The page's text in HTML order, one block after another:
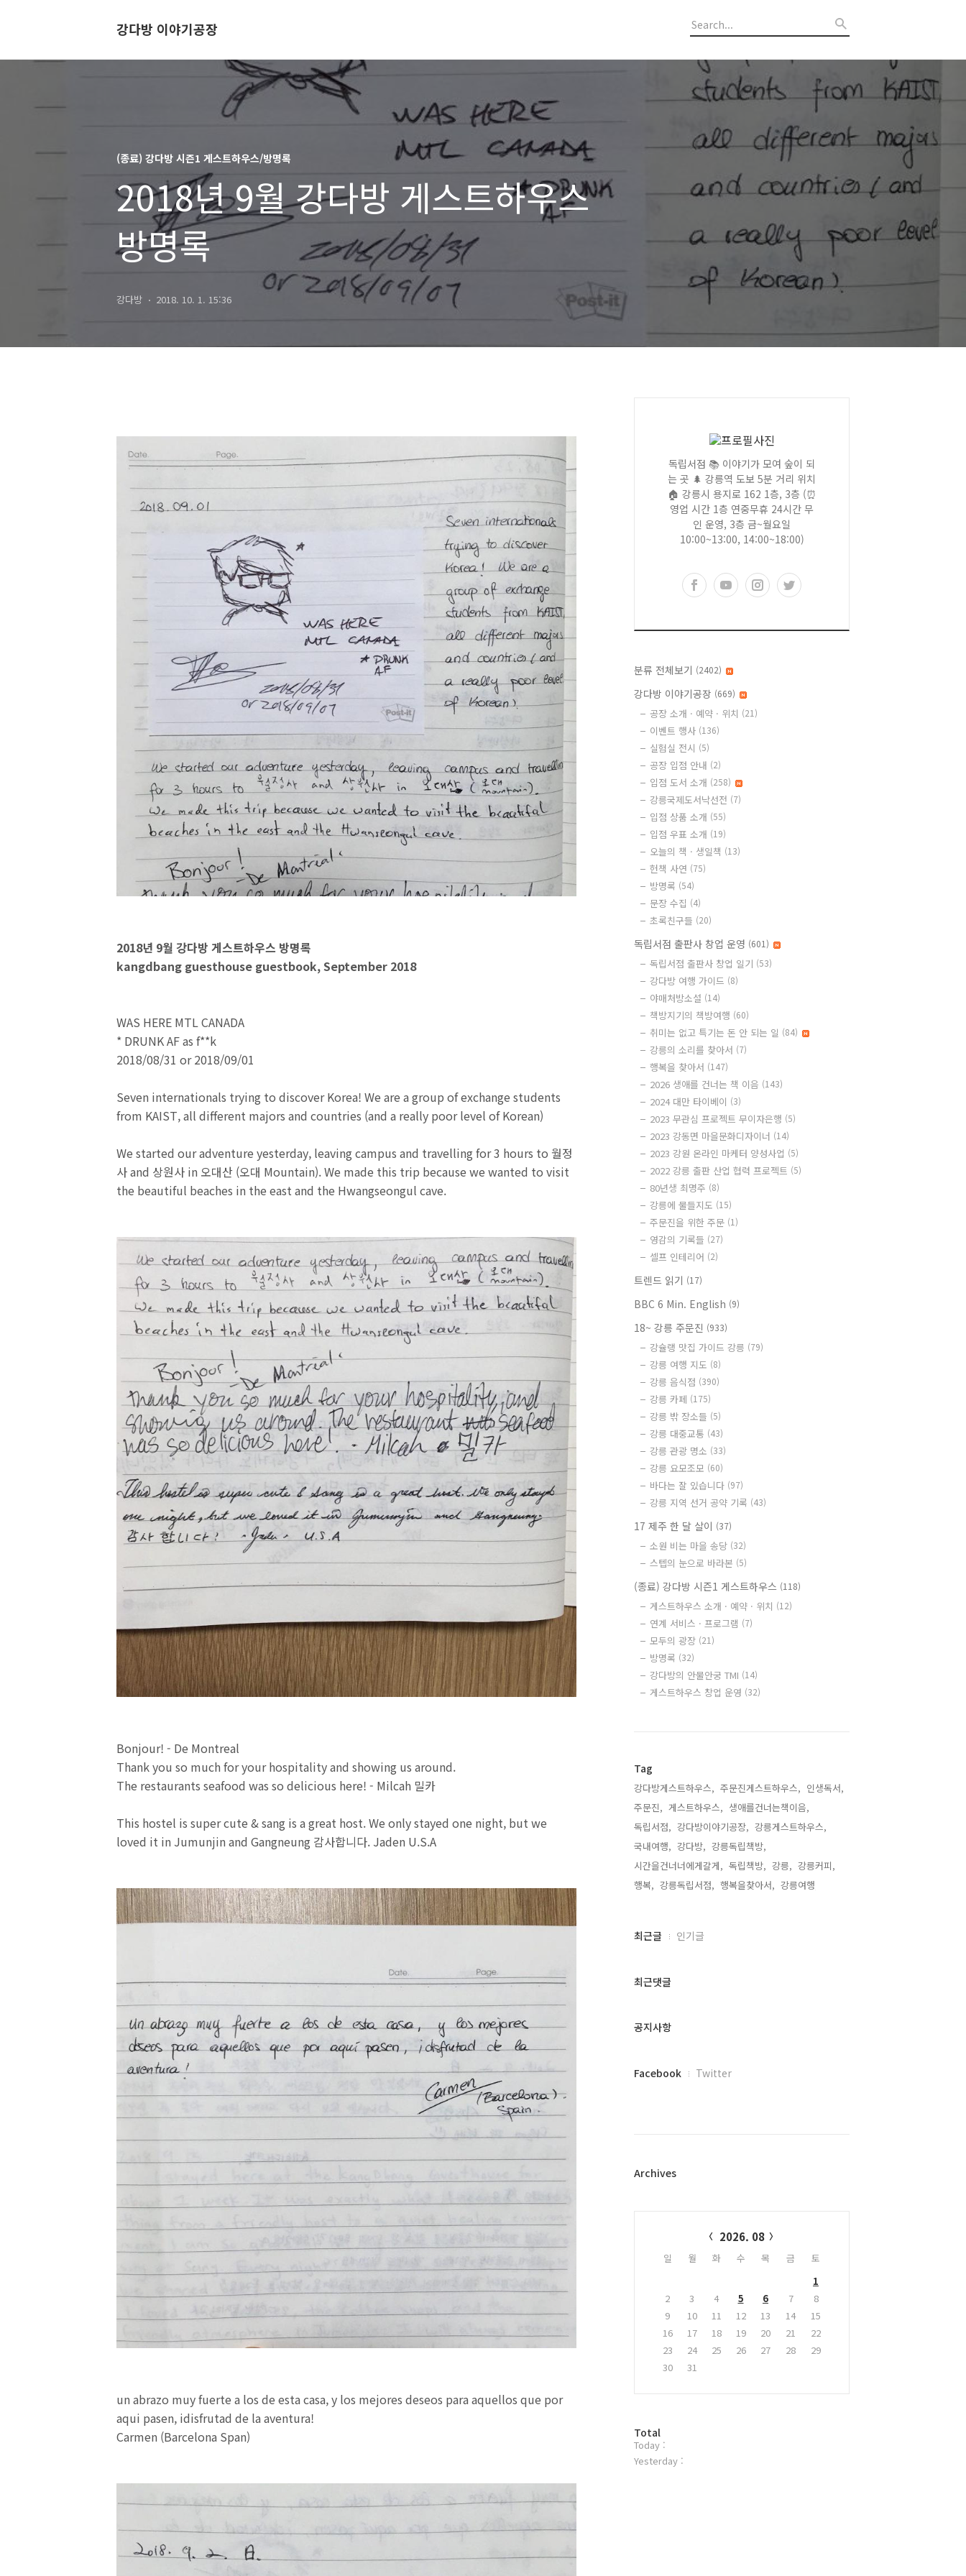
강다방 이야기공장
(종료) 강다방 시즌1 게스트하우스/방명록
2018년 9월 강다방 게스트하우스
방명록
강다방 2018. 10. 1. 15:36
2018년 9월 강다방 게스트하우스 방명록
kangdbang guesthouse guestbook, September 2018
WAS HERE MTL CANADA
* DRUNK AF as f**k
2018/08/31 or 2018/09/01
Seven internationals trying to discover Korea! We are a group of exchange students
from KAIST, all different majors and countries (and a really poor level of Korean)
We started our adventure yesterday, leaving campus and travelling for 3 hours to 월정
사 and 상원사 in 오대산 (오대 Mountain). We made this trip because we wanted to visit
the beautiful beaches in the east and the Hwangseongul cave.
Bonjour! - De Montreal
Thank you so much for your hospitality and showing us around.
The restaurants seafood was so delicious here! - Milcah 밀카
This hostel is super cute & sang is a great host. We only stayed one night, but we
loved it in Jumunjin and Gangneung 감사합니다. Jaden U.S.A
un abrazo muy fuerte a los de esta casa, y los mejores deseos para aquellos que por
aqui pasen, idisfrutad de la aventura!
Carmen (Barcelona Span)
독립서점 📚 이야기가 모여 숲이 되
는 곳 🌲 강릉역 도보 5분 거리 위치
🏠 강릉시 용지로 162 1층, 3층 (⏰
영업 시간 1층 연중무휴 24시간 무
인 운영, 3층 금~월요일
10:00~13:00, 14:00~18:00)
분류 전체보기 (2402)
강다방 이야기공장 (669)
공장 소개 · 예약 · 위치 (21)
이벤트 행사 (136)
실험실 전시 (5)
공장 입점 안내 (2)
입점 도서 소개 (258)
강릉국제도서낙선전 (7)
입점 상품 소개 (55)
입점 우표 소개 (19)
오늘의 책 · 생일책 (13)
헌책 사연 (75)
방명록 (54)
문장 수집 (4)
초록친구들 (20)
독립서점 출판사 창업 운영 (601)
독립서점 출판사 창업 일기 (53)
강다방 여행 가이드 (8)
야매처방소설 (14)
책방지기의 책방여행 (60)
취미는 없고 특기는 돈 안 되는 일 (84)
강릉의 소리를 찾아서 (7)
행복을 찾아서 (147)
2026 생애를 건너는 책 이음 (143)
2024 대만 타이베이 (3)
2023 무관심 프로젝트 무이자은행 (5)
2023 강동면 마을문화디자이너 (14)
2023 강원 온라인 마케터 양성사업 (5)
2022 강릉 출판 산업 협력 프로젝트 (5)
80년생 최명주 (8)
강릉에 물들지도 (15)
주문진을 위한 주문 (1)
영감의 기록들 (27)
셀프 인테리어 (2)
트렌드 읽기 (17)
BBC 6 Min. English (9)
18~ 강릉 주문진 (933)
강슐랭 맛집 가이드 강릉 (79)
강릉 여행 지도 (8)
강릉 음식점 (390)
강릉 카페 (175)
강릉 밖 장소들 (5)
강릉 대중교통 (43)
강릉 관광 명소 (33)
강릉 요모조모 (60)
바다는 잘 있습니다 (97)
강릉 지역 선거 공약 기록 (43)
17 제주 한 달 살이 (37)
소원 비는 마을 송당 (32)
스텝의 눈으로 바라본 (5)
(종료) 강다방 시즌1 게스트하우스 (118)
게스트하우스 소개 · 예약 · 위치 (12)
연계 서비스 · 프로그램 (7)
모두의 광장 (21)
방명록 (32)
강다방의 안물안궁 TMI (14)
게스트하우스 창업 운영 (32)
Tag
강다방게스트하우스, 주문진게스트하우스, 인생독서,
주문진, 게스트하우스, 생애를건너는책이음,
독립서점, 강다방이야기공장, 강릉게스트하우스,
국내여행, 강다방, 강릉독립책방,
시간을건너너에게갈게, 독립책방, 강릉, 강릉커피,
행복, 강릉독립서점, 행복을찾아서, 강릉여행,
최
과
글
최근글 인기글
최근댓글
공지사항
페
플
Facebook Twitter
Archives
2026. 08
일 월 화 수 목 금
토
1
2
3 4 5 6 7
8
9
10 11 12 13 14
15
16
17 18 19 20 21
22
23
24 25 26 27 28
29
30
31
방
문
자
Total
Today :
Yesterday :